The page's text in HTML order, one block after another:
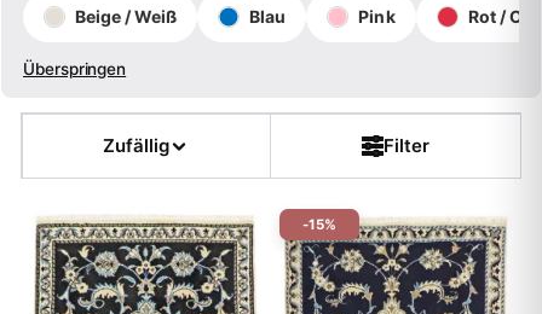
Form
Kette
Beige / Weiß
Blau Pink Rot /
Überspringen
Zufällig Filter
-15%